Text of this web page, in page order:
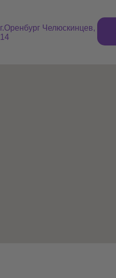
г.Оренбург ​Челюскинцев,
14